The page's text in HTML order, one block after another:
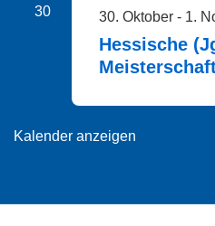
30
30. Oktober - 1.
Hessische
Kalender anzeigen